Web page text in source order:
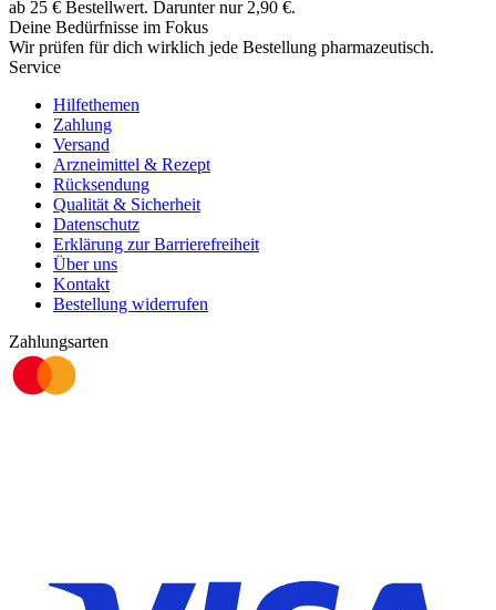
ab 25 € Bestellwert. Darunter nur 2,90 €.
Deine Bedürfnisse im Fokus
Wir prüfen für dich wirklich jede Bestellung pharmazeutisch.
Service
Hilfethemen
Zahlung
Versand
Arzneimittel & Rezept
Rücksendung
Qualität & Sicherheit
Datenschutz
Erklärung zur Barrierefreiheit
Über uns
Kontakt
Bestellung widerrufen
Zahlungsarten